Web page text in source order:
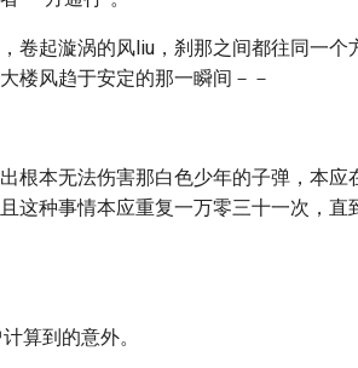
卷起漩涡的风liu，刹那之间都往同一个
楼风趋于安定的那一瞬间－－
根本无法伤害那白色少年的子弹，本应
这种事情本应重复一万零三十一次，直
算到的意外。